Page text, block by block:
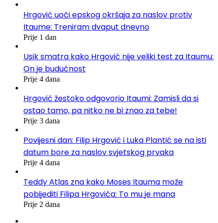
Hrgović uoči epskog okršaja za naslov protiv
Itaume: Treniram dvaput dnevno
Prije 1 dan
Usik smatra kako Hrgović nije veliki test za Itaumu:
On je budućnost
Prije 4 dana
Hrgović žestoko odgovorio Itaumi: Zamisli da si
ostao tamo, pa nitko ne bi znao za tebe!
Prije 3 dana
Povijesni dan: Filip Hrgović i Luka Plantić se na isti
datum bore za naslov svjetskog prvaka
Prije 4 dana
Teddy Atlas zna kako Moses Itauma može
pobijediti Filipa Hrgovića: To mu je mana
Prije 2 dana